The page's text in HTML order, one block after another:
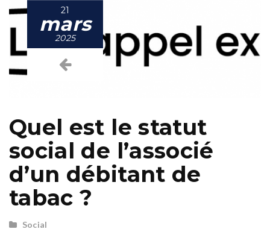
21
mars
2025
Quel est le statut
social de l’associé
d’un débitant de
tabac ?
Social